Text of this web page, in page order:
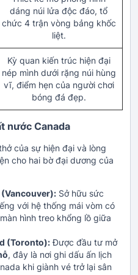
dáng núi lửa độc đáo, tổ
chức 4 trận vòng bảng khốc
liệt.
Kỳ quan kiến trúc hiện đại
nép mình dưới rặng núi hùng
vĩ, điểm hẹn của người chơi
bóng đá đẹp.
nước Canada
của sự hiện đại và lòng
cho hai bờ đại dương của
(Vancouver): Sở hữu sức
với hệ thống mái vòm có
hình treo khổng lồ giữa
(Toronto):Được đầu tư mở
, đây là nơi ghi dấu ấn lịch
khi giành vé trở lại sân